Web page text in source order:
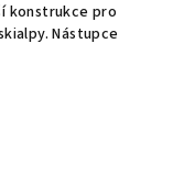
konstrukce pro
Nástupce